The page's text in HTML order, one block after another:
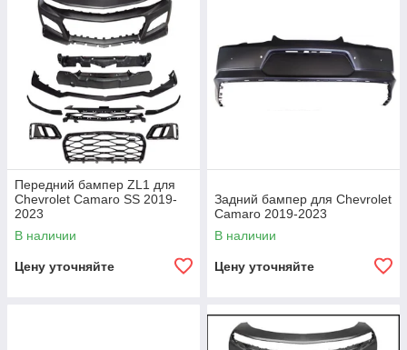
Передний бампер ZL1 для
Chevrolet Camaro SS 2019-
2023
В наличии
Цену уточняйте
Задний бампер для Chevrolet
Camaro 2019-2023
В наличии
Цену уточняйте